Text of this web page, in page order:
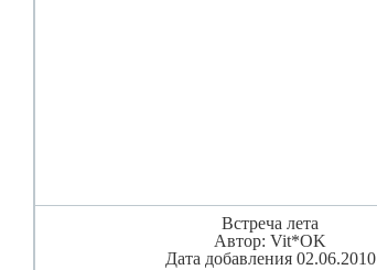
Встреча лета
Автор: Vit*OK
Дата добавления 02.06.2010